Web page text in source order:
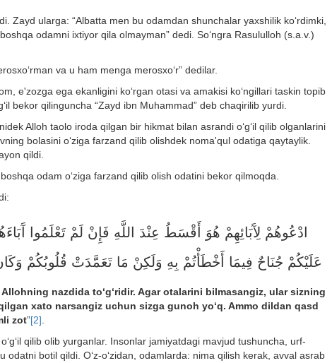
Zayd ularga: “Albatta men bu odamdan shunchalar yaxshilik ko‘rdimki,
odamni ixtiyor qila olmayman” dedi. So‘ngra Rasululloh (s.a.v.)
va u ham menga merosxo‘r” dedilar.
e'zozga ega ekanligini ko‘rgan otasi va amakisi ko‘ngillari taskin topib
bekor qilinguncha “Zayd ibn Muhammad” deb chaqirilib yurdi.
Alloh taolo iroda qilgan bir hikmat bilan asrandi o‘g‘il qilib olganlarini
bolasini o‘ziga farzand qilib olishdek noma'qul odatiga qaytaylik.
qildi.
odam o‘ziga farzand qilib olish odatini bekor qilmoqda.
ادْعُوهُمْ لِآَبَائِهِمْ هُوَ أَقْسَطُ عِنْدَ اللَّهِ فَإِنْ لَمْ تَعْلَمُوا
عَلَيْكُمْ جُنَاحٌ فِيمَا أَخْطَأْتُمْ بِهِ وَلَكِنْ مَا تَعَمَّدَتْ قُلُوبُكُمْ وَكَانَ
nazdida to‘g‘ridir. Agar otalarini bilmasangiz, ular sizning
xato narsangiz uchun sizga gunoh yo‘q. Ammo dildan qasd
zot”[2].
qilib olib yurganlar. Insonlar jamiyatdagi mavjud tushuncha, urf-
botil qildi. O‘z-o‘zidan, odamlarda: nima qilish kerak, avval asrab